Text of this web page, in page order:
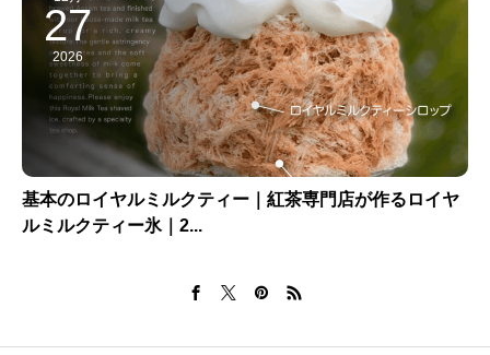
27
2026
基本のロイヤルミルクティー｜紅茶専門店が作るロイヤ
ルミルクティー氷｜2...